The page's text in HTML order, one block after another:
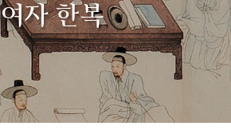
여자 한복